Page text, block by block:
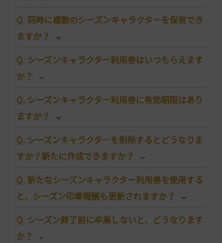
Q. 同時に複数のシーズンキャラクターを保有でき
ますか？
Q. シーズンキャラクター利用券はいつもらえます
か？
Q. シーズンキャラクター利用券に有効期限はあり
ますか？
Q. シーズンキャラクターを削除するとどうなりま
すか？新たに作成できますか？
Q. 新たなシーズンキャラクター利用券を使用する
と、シーズン印章報酬も更新されますか？
Q. シーズン終了前に卒業しないと、どうなります
か？